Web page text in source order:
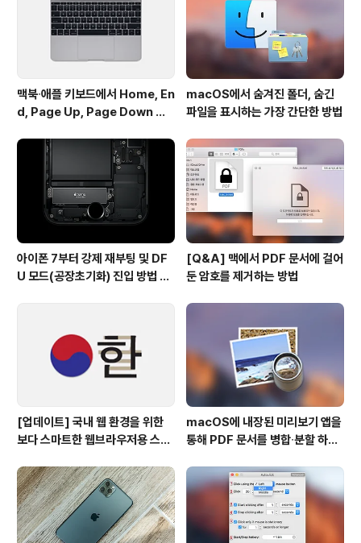
게 보입니다.이 네 가지의 아이패드 모델은 7.9인치에서 1
2.9인치까지 총 다섯 가지의 화면 ..
맥북∙애플 키보드에서 Home, En
d, Page Up, Page Down 키
macOS에서 숨겨진 폴더, 숨긴
파일을 표시하는 가장 간단한 방법
아이폰 7부터 강제 재부팅 및 DF
U 모드(공장초기화) 진입 방법 변
[Q&A] 맥에서 PDF 문서에 걸어
둔 암호를 제거하는 방법
[업데이트] 국내 웹 환경을 위한
보다 스마트한 웹브라우저용 스타
macOS에 내장된 미리보기 앱을
통해 PDF 문서를 병합∙분할 하는